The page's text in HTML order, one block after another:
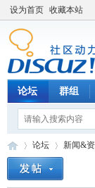
设为首页 收藏本站
论坛 群组
论坛 新闻&